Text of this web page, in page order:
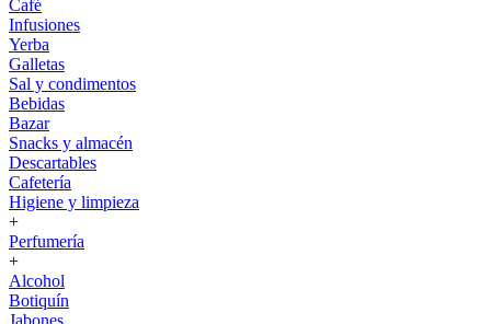
Café
Infusiones
Yerba
Galletas
Sal y condimentos
Bebidas
Bazar
Snacks y almacén
Descartables
Cafetería
Higiene y limpieza
+
Perfumería
+
Alcohol
Botiquín
Jabones